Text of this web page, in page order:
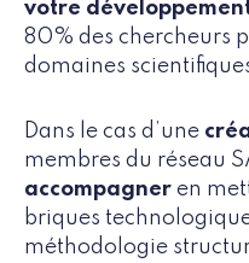
votre
80% des chercheurs
domaines
Dans le cas d’une
membres du réseau
accompagner en
briques
méthodologie